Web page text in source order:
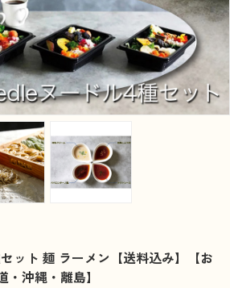
ット 麺 ラーメン【送料込み】【お
沖縄・離島】